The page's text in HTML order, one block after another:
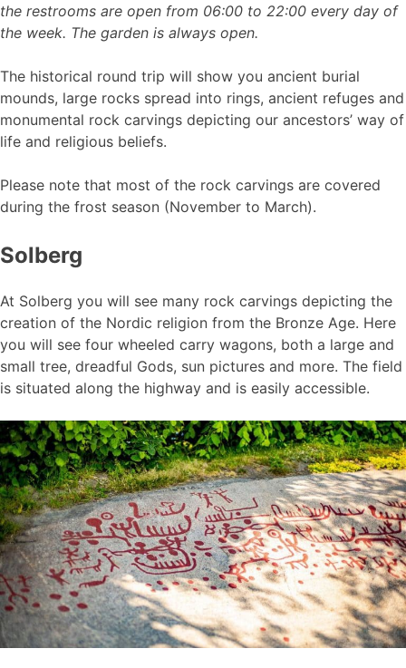
the restrooms are open from 06:00 to 22:00 every day of
the week. The garden is always open.
The historical round trip will show you ancient burial
mounds, large rocks spread into rings, ancient refuges and
monumental rock carvings depicting our ancestors’ way of
life and religious beliefs.
Please note that most of the rock carvings are covered
during the frost season (November to March).
Solberg
At Solberg you will see many rock carvings depicting the
creation of the Nordic religion from the Bronze Age. Here
you will see four wheeled carry wagons, both a large and
small tree, dreadful Gods, sun pictures and more. The field
is situated along the highway and is easily accessible.